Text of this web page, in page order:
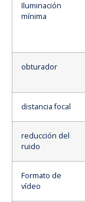
Iluminación
mínima
obturador
distancia focal
reducción del
ruido
Formato de
vídeo